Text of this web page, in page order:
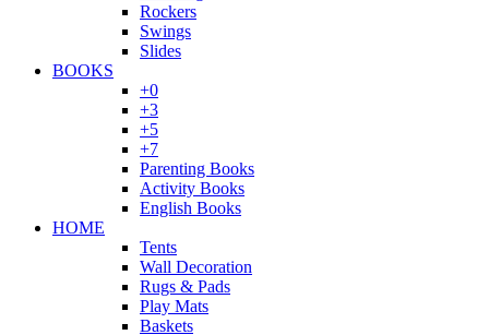
Rockers
Swings
Slides
BOOKS
+0
+3
+5
+7
Parenting Books
Activity Books
English Books
HOME
Tents
Wall Decoration
Rugs & Pads
Play Mats
Baskets